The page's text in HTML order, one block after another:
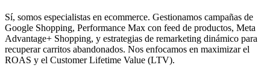
Sí, somos especialistas en ecommerce. Gestionamos campañas de
Google Shopping, Performance Max con feed de productos, Meta
Advantage+ Shopping, y estrategias de remarketing dinámico para
recuperar carritos abandonados. Nos enfocamos en maximizar el
ROAS y el Customer Lifetime Value (LTV).